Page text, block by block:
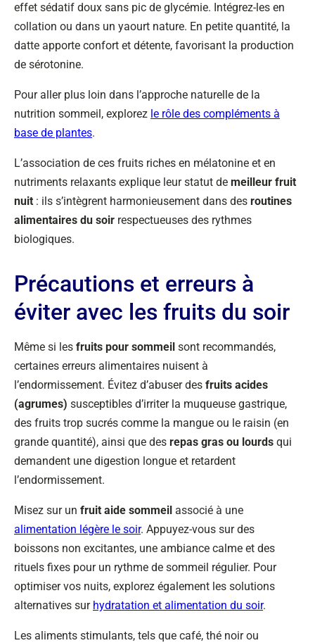
effet sédatif doux sans pic de glycémie. Intégrez-les en
collation ou dans un yaourt nature. En petite quantité, la
datte apporte confort et détente, favorisant la production
de sérotonine.
Pour aller plus loin dans l’approche naturelle de la
nutrition sommeil, explorez le rôle des compléments à
base de plantes.
L’association de ces fruits riches en mélatonine et en
nutriments relaxants explique leur statut de meilleur fruit
nuit : ils s’intègrent harmonieusement dans des routines
alimentaires du soir respectueuses des rythmes
biologiques.
Précautions et erreurs à
éviter avec les fruits du soir
Même si les fruits pour sommeil sont recommandés,
certaines erreurs alimentaires nuisent à
l’endormissement. Évitez d’abuser des fruits acides
(agrumes) susceptibles d’irriter la muqueuse gastrique,
des fruits trop sucrés comme la mangue ou le raisin (en
grande quantité), ainsi que des repas gras ou lourds qui
demandent une digestion longue et retardent
l’endormissement.
Misez sur un fruit aide sommeil associé à une
alimentation légère le soir. Appuyez-vous sur des
boissons non excitantes, une ambiance calme et des
rituels fixes pour un rythme de sommeil régulier. Pour
optimiser vos nuits, explorez également les solutions
alternatives sur hydratation et alimentation du soir.
Les aliments stimulants, tels que café, thé noir ou